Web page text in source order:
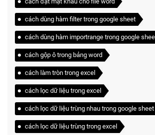
cách dùng hàm filter trong google sheet
cách dùng hàm importrange trong google
cách gộp ô trong bảng word
cách làm tròn trong excel
cách lọc dữ liệu trong excel
cách lọc dữ liệu trùng nhau trong google sheet
cách lọc dữ liệu trùng trong excel